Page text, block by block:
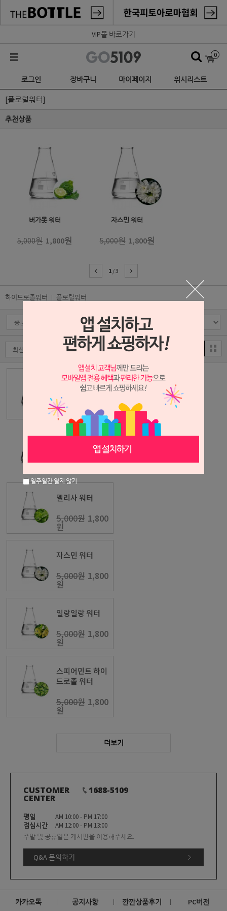
VIP몰 바로가기
0
로그인 장바구니 마이페이지 위시리스트
[플로럴워터]
추천상품
버가못 워터
5,000원 1,800원
자스민 워터
5,000원 1,800원
1 /3
하이드로졸워터 플로럴워터
버가못 워터
5,000원
원
5,000원 1,800
멜리사 워터
5,000원 1,800
원
자스민 워터
5,000원 1,800
원
일랑일랑 워터
5,000원 1,800
원
스피어민트 하이
드로졸 워터
5,000원 1,800
원
더보기
CUSTOMER
CENTER
1688-5109
평일
AM 10:00 - PM 17:00
점심시간
AM 12:00 - PM 13:00
주말 및 공휴일은 게시판을 이용해주세요.
Q&A 문의하기
카카오톡 공지사항 깐깐상품후기 PC버전
일주일간 열지 않기